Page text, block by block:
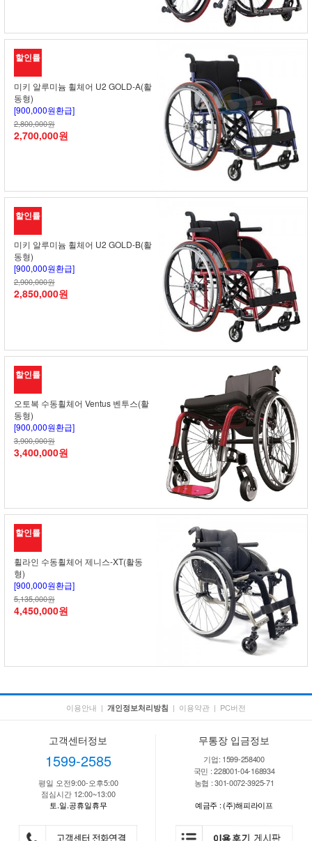
할인률
미키 알루미늄 휠체어 U2 GOLD-A(활
동형)
[900,000원환급]
2,800,000원
2,700,000원
할인률
미키 알루미늄 휠체어 U2 GOLD-B(활
동형)
[900,000원환급]
2,900,000원
2,850,000원
할인률
오토복 수동휠체어 Ventus 벤투스(활
동형)
[900,000원환급]
3,900,000원
3,400,000원
할인률
휠라인 수동휠체어 제니스-XT(활동
형)
[900,000원환급]
5,135,000원
4,450,000원
이용안내 | 개인정보처리방침 | 이용약관 | PC버전
고객센터정보
1599-2585
평일 오전9:00-오후5:00
점심시간 12:00~13:00
토.일.공휴일휴무
무통장 입금정보
기업: 1599-258400
국민 : 228001-04-168934
농협 : 301-0072-3925-71
예금주 : (주)해피라이프